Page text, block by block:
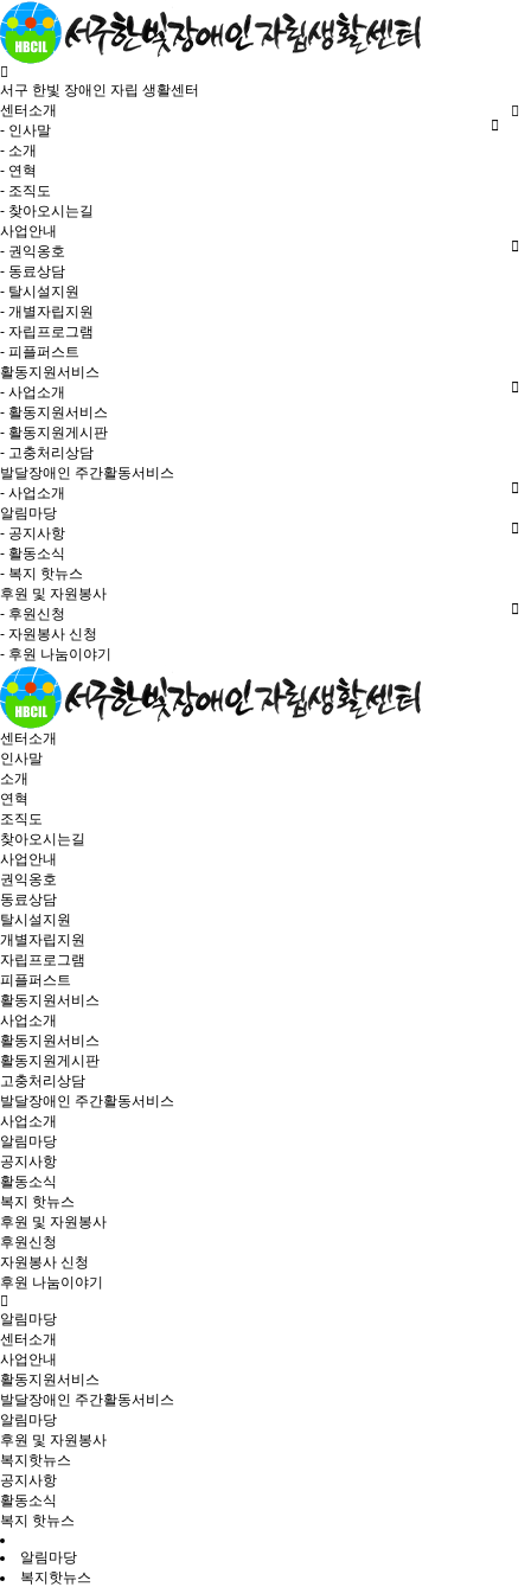
서구 한빛 장애인 자립 생활센터
센터소개
- 인사말
- 소개
- 연혁
- 조직도
- 찾아오시는길
사업안내
- 권익옹호
- 동료상담
- 탈시설지원
- 개별자립지원
- 자립프로그램
- 피플퍼스트
활동지원서비스
- 사업소개
- 활동지원서비스
- 활동지원게시판
- 고충처리상담
발달장애인 주간활동서비스
- 사업소개
알림마당
- 공지사항
- 활동소식
- 복지 핫뉴스
후원 및 자원봉사
- 후원신청
- 자원봉사 신청
- 후원 나눔이야기
센터소개
인사말
소개
연혁
조직도
찾아오시는길
사업안내
권익옹호
동료상담
탈시설지원
개별자립지원
자립프로그램
피플퍼스트
활동지원서비스
사업소개
활동지원서비스
활동지원게시판
고충처리상담
발달장애인 주간활동서비스
사업소개
알림마당
공지사항
활동소식
복지 핫뉴스
후원 및 자원봉사
후원신청
자원봉사 신청
후원 나눔이야기
알림마당
센터소개
사업안내
활동지원서비스
발달장애인 주간활동서비스
알림마당
후원 및 자원봉사
복지핫뉴스
공지사항
활동소식
복지 핫뉴스
알림마당
복지핫뉴스